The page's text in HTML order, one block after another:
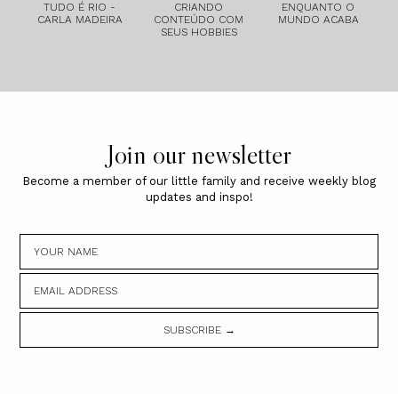
TUDO É RIO -
CARLA MADEIRA
CRIANDO
CONTEÚDO COM
SEUS HOBBIES
ENQUANTO O
MUNDO ACABA
Join our newsletter
Become a member of our little family and receive weekly blog
updates and inspo!